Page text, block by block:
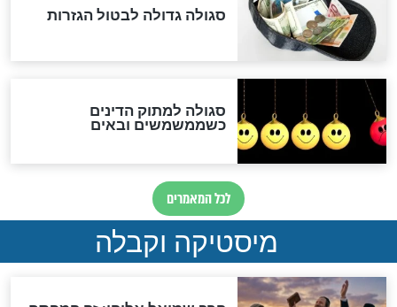
האם אפשר לחשב את הקץ?
מה יהיה בימות המשיח?
"לפני הגאולה תהיה אפיקורסות
והכחשה גדולה מאוד של
האמונה"